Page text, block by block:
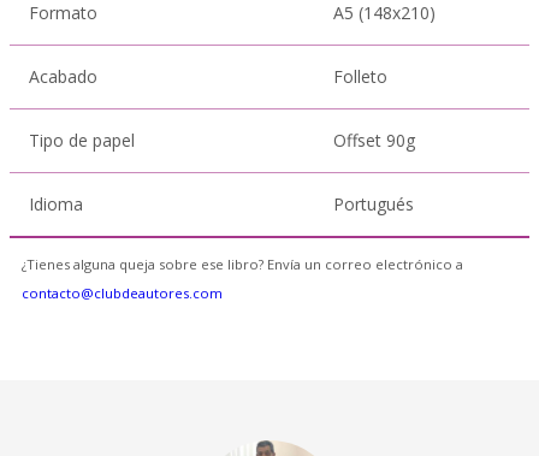
Formato A5 (148x210)
Acabado Folleto
Tipo de papel Offset 90g
Idioma Portugués
¿Tienes alguna queja sobre ese libro? Envía un correo electrónico a
contacto@clubdeautores.com